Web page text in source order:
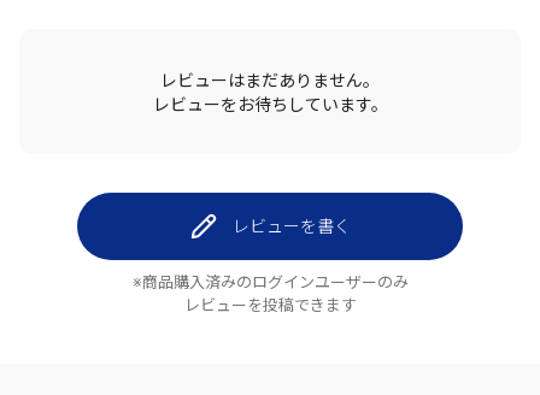
レビューはまだありません。
レビューをお待ちしています。
レビューを書く
※商品購入済みのログインユーザーのみ
レビューを投稿できます